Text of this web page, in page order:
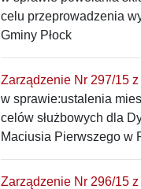
celu przeprowadzenia
Gminy Płock
Zarządzenie Nr 297/15
w sprawie:ustalenia
celów służbowych dla
Maciusia Pierwszego w
Zarządzenie Nr 296/15